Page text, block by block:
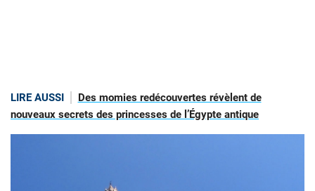
LIRE AUSSI
Des momies redécouvertes révèlent de
nouveaux secrets des princesses de l’Égypte antique